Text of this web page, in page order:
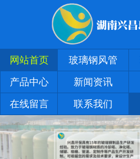
网站首页 玻璃钢风管
产品中心 新闻资讯
在线留言 联系我们